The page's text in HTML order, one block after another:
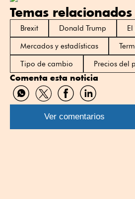
Temas relacionados
Brexit Donald Trump
Mercados y estadísticas
Tipo de cambio
Precios del
Comenta esta noticia
Compartir
por
WhatsApp
Compartir
por
Twitter
Compartir
por
Facebook
Compartir
por
Linkedin
Ver comentarios